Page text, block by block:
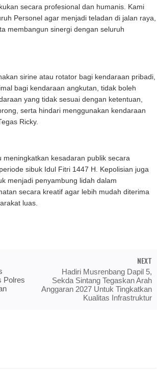
secara profesional dan humanis. Kami
Personel agar menjadi teladan di jalan raya,
membangun sinergi dengan seluruh
sirine atau rotator bagi kendaraan pribadi,
bagi kendaraan angkutan, tidak boleh
yang tidak sesuai dengan ketentuan,
serta hindari menggunakan kendaraan
Ricky.
kesadaran publik secara
sibuk Idul Fitri 1447 H. Kepolisian juga
menjadi penyambung lidah dalam
secara kreatif agar lebih mudah diterima
luas.
Polres
NEXT
Hadiri Musrenbang Dapil 5,
Sekda Sintang Tegaskan Arah
Anggaran 2027 Untuk Tingkatkan
Kualitas Infrastruktur